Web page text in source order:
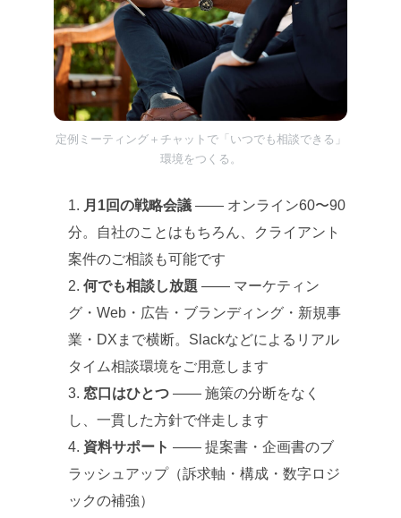
定例ミーティング＋チャットで「いつでも相談できる」
環境をつくる。
月1回の戦略会議 —— オンライン60〜90
分。自社のことはもちろん、クライアント
案件のご相談も可能です
何でも相談し放題 —— マーケティン
グ・Web・広告・ブランディング・新規事
業・DXまで横断。Slackなどによるリアル
タイム相談環境をご用意します
窓口はひとつ —— 施策の分断をなく
し、一貫した方針で伴走します
資料サポート —— 提案書・企画書のブ
ラッシュアップ（訴求軸・構成・数字ロジ
ックの補強）